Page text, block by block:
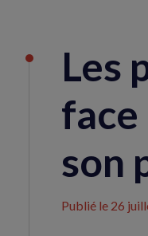
Les
face
son
Publié le 26